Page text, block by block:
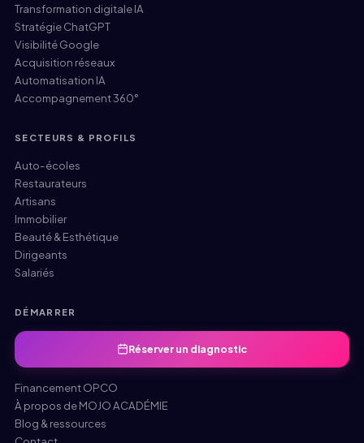
Transformation digitale IA
Stratégie ChatGPT
Visibilité Google
Acquisition réseaux
Automatisation IA
Accompagnement 360°
SECTEURS & PROFILS
Auto-écoles
Restaurateurs
Artisans
Immobilier
Beauté & Esthétique
Dirigeants
Salariés
DÉMARRER
Réserver un diagnostic
Financement OPCO
À propos de MOJO ACADÉMIE
Blog & ressources